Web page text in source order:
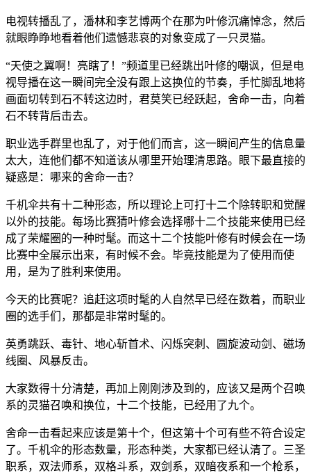
电视转播乱了，潘林和李艺博两个在那为叶修沉痛悼念，然后
就眼睁睁地看着他们遗憾悲哀的对象变成了一只灵猫。
“天使之翼啊！亮瞎了！”频道里已经跳出叶修的嘲讽，但是电
视导播在这一瞬间完全没有跟上这换位的节奏，手忙脚乱地将
画面切转到石不转这边时，君莫笑已经跃起，舍命一击，向着
石不转背后击去。
职业选手群里也乱了，对于他们而言，这一瞬间产生的信息量
太大，连他们都不知道该从哪里开始理清思路。眼下最直接的
疑惑是：哪来的舍命一击？
千机伞共有十二种形态，所以理论上可打十二个除转职和觉醒
以外的技能。每场比赛猜叶修会选择哪十二个技能来使用已经
成了荣耀圈的一种时髦。而这十二个技能叶修有时候会在一场
比赛中全展示出来，有时候不会。毕竟技能是为了使用而使
用，是为了胜利来使用。
今天的比赛呢？追赶这项时髦的人自然早已经在数着，而职业
圈的选手们，那都是非常时髦的。
英勇跳跃、毒针、地心斩首术、闪烁突刺、圆旋波动剑、磁场
线圈、风暴反击。
大家数得十分清楚，再加上刚刚涉及到的，应该又是两个召唤
系的灵猫召唤和换位，十二个技能，已经用了九个。
舍命一击看起来应该是第十个，但这第十个可有些不符合设定
了。千机伞的形态数量，形态种类，大家都已经认清了。三圣
职系，双法师系，双格斗系，双剑系，双暗夜系和一个枪系，